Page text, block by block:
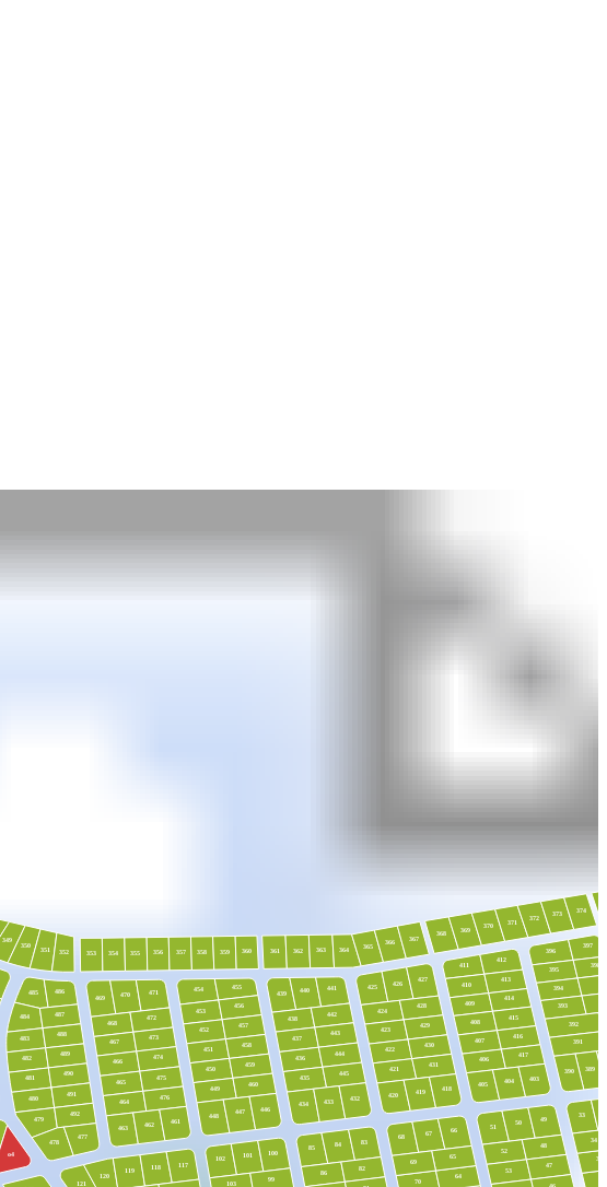
349
350
351 352 353 354 355 356 357 358 359 360 361 362 363 364 365
366
367
368
369
370
371
372
373
374
о4
485 486
484 487
483
488
482
489
481
490
480
491
479
492
478
477
121
469 470 471
468
472
467
473
466
474
465
475
464
476
463 462 461
454 455
453
456
452
457
451
458
450
459
449
460
448
447 446
439 440 441
438
442
437
443
436
444
435
445
434 433 432
425
426
427
424
428
423
429
422
430
421
431
420 419
418
411
412
410
413
409
414
408
415
407
416
406
417
405
404 403
396
397
395
398
394
393
392
391
389
390
120
119 118 117
102
101 100
85 84 83
68
67 66
51
50 49
33
103
99
86
82
70
64
65
69
52
48
53
47
35
34